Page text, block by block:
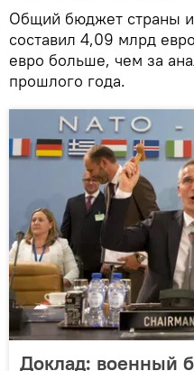
Общий бюджет страны
составил 4,09 млрд
евро больше, чем за
прошлого года.
Доклад: военный